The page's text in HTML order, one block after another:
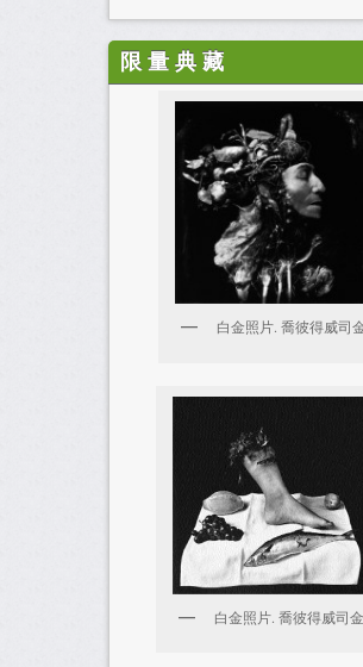
限 量 典 藏
白金照片. 喬彼得威司
白金照片. 喬彼得威司